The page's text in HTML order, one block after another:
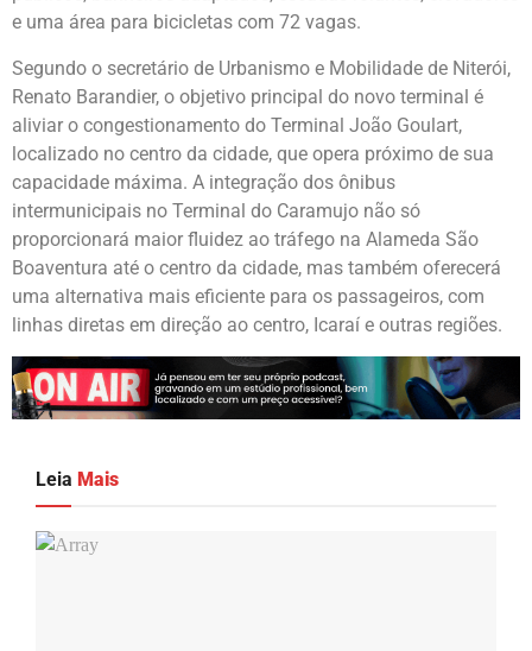
e uma área para bicicletas com 72 vagas.
Segundo o secretário de Urbanismo e Mobilidade de Niterói,
Renato Barandier, o objetivo principal do novo terminal é
aliviar o congestionamento do Terminal João Goulart,
localizado no centro da cidade, que opera próximo de sua
capacidade máxima. A integração dos ônibus
intermunicipais no Terminal do Caramujo não só
proporcionará maior fluidez ao tráfego na Alameda São
Boaventura até o centro da cidade, mas também oferecerá
uma alternativa mais eficiente para os passageiros, com
linhas diretas em direção ao centro, Icaraí e outras regiões.
Leia Mais